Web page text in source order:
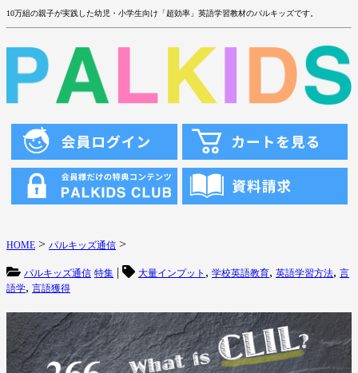
10万組の親子が実践した幼児・小学生向け「超効率」英語学習教材のパルキッズです。
HOME > パルキッズ通信 >
パルキッズ通信 特集 | 大量インプット , 学校英語教育, 英語学習方法, 言
語学, 言語獲得